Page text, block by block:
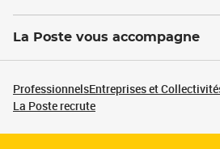
La Poste vous accompagne
ProfessionnelsEntreprises et
La Poste recrute